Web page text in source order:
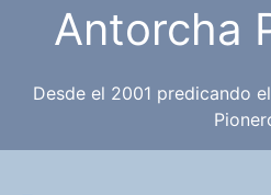
Antorcha
Desde el 2001 predicando